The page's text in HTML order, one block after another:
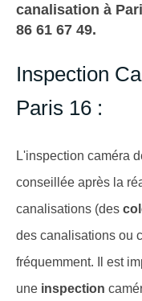
canalisation à
86 61 67 49.
Inspection
Paris 16 :
L'inspection caméra
conseillée après la
canalisations (des
des canalisations ou
fréquemment. Il est
une inspection